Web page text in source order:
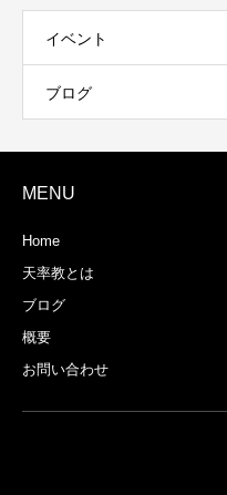
イベント
ブログ
MENU
Home
天率教とは
ブログ
概要
お問い合わせ